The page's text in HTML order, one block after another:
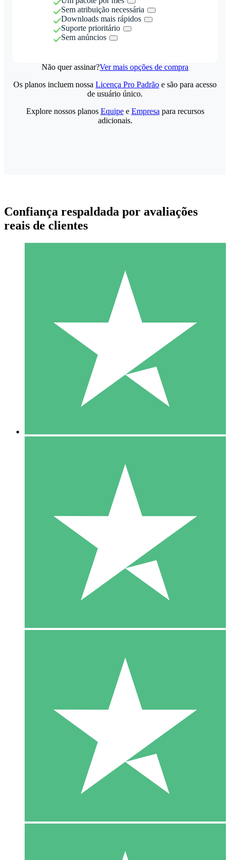
Sem atribuição necessária
Downloads mais rápidos
Suporte prioritário
Sem anúncios
Não quer assinar?Ver mais opções de compra
Pacotes de Créditos Individuais
Pague conforme o uso com créditos de download. Sem
1000
10 Downloads
20 00
Os planos incluem nossa Licença Pro Padrão e são para acesso
de usuário único.
Explore nossos planos Equipee Empresa para recursos
adicionais.
Confiança respaldada por avaliações
reais de clientes